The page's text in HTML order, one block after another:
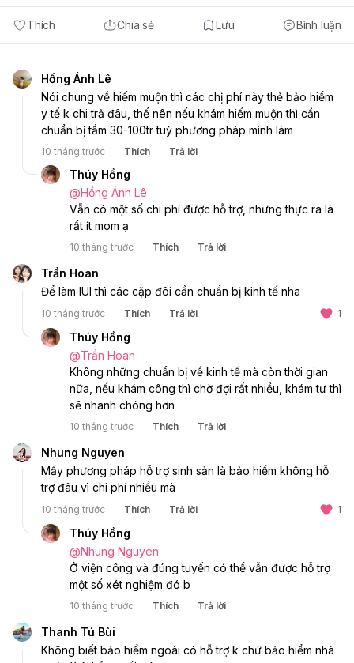
Thích Chia sẻ Lưu Bình luận
Hồng Ánh Lê
Nói chung về hiếm muộn thì các chị phí này thẻ bảo hiểm
y tế k chi trả đâu, thế nên nếu khám hiếm muộn thì cần
chuẩn bị tầm 30-100tr tuỳ phương pháp mình làm
10 tháng trước Thích Trả lời
Thúy Hồng
@Hồng Ánh Lê
Vẫn có một số chi phí được hỗ trợ, nhưng thực ra là
rất ít mom ạ
10 tháng trước Thích Trả lời
Trần Hoan
Để làm IUI thì các cặp đôi cần chuẩn bị kinh tế nha
10 tháng trước Thích Trả lời 1
Thúy Hồng
@Trần Hoan
Không những chuẩn bị về kinh tế mà còn thời gian
nữa, nếu khám công thì chờ đợi rất nhiều, khám tư thì
sẽ nhanh chóng hơn
10 tháng trước Thích Trả lời
Nhung Nguyen
Mấy phương pháp hỗ trợ sinh sản là bảo hiểm không hỗ
trợ đâu vì chi phí nhiều mà
10 tháng trước Thích Trả lời 1
Thúy Hồng
@Nhung Nguyen
Ở viện công và đúng tuyến có thể vẫn được hỗ trợ
một số xét nghiệm đó b
10 tháng trước Thích Trả lời
Thanh Tú Bùi
Không biết bảo hiểm ngoài có hỗ trợ k chứ bảo hiểm nhà